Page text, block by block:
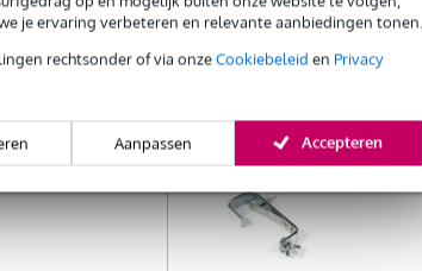
je ervaring verbeteren en relevante aanbiedingen tonen.
rechtsonder of via onzeCookiebeleid en Privacy
Aanpassen Accepteren
Je naam
Je beoordeling
Er zijn nog geen reviews voor
Innox Snap 27
zwart (10 stuks)
Bestel mee